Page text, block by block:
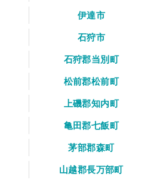
伊達市
石狩市
石狩郡当別町
松前郡松前町
上磯郡知内町
亀田郡七飯町
茅部郡森町
山越郡長万部町